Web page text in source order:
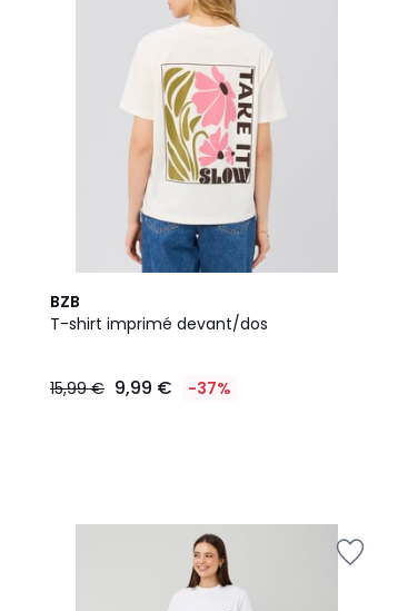
BZB
T-shirt imprimé devant/dos
15,99 € 9,99 € -37%